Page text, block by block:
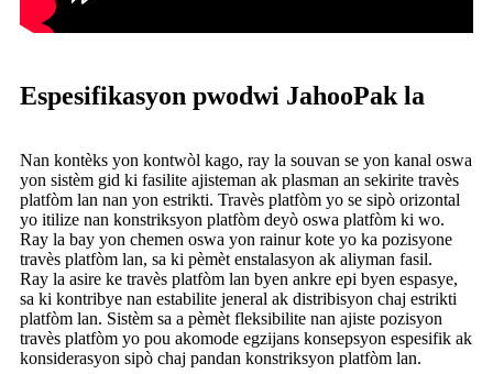
Espesifikasyon pwodwi JahooPak la
Nan kontèks yon kontwòl kago, ray la souvan se yon kanal oswa
yon sistèm gid ki fasilite ajisteman ak plasman an sekirite travès
platfòm lan nan yon estrikti. Travès platfòm yo se sipò orizontal
yo itilize nan konstriksyon platfòm deyò oswa platfòm ki wo.
Ray la bay yon chemen oswa yon rainur kote yo ka pozisyone
travès platfòm lan, sa ki pèmèt enstalasyon ak aliyman fasil.
Ray la asire ke travès platfòm lan byen ankre epi byen espasye,
sa ki kontribye nan estabilite jeneral ak distribisyon chaj estrikti
platfòm lan. Sistèm sa a pèmèt fleksibilite nan ajiste pozisyon
travès platfòm yo pou akomode egzijans konsepsyon espesifik ak
konsiderasyon sipò chaj pandan konstriksyon platfòm lan.